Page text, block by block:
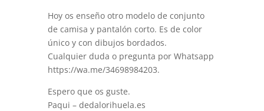
Hoy os enseño otro modelo de conjunto
de camisa y pantalón corto. Es de color
único y con dibujos bordados.
Cualquier duda o pregunta por Whatsapp
https://wa.me/34698984203.
Espero que os guste.
Paqui – dedalorihuela.es